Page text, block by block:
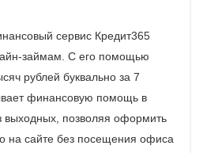
сервис Кредит365
займам. С его помощью
рублей буквально за 7
финансовую помощь в
выходных, позволяя оформить
на сайте без посещения офиса